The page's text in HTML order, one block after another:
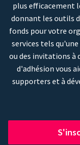
plus efficacement
donnant les outils
fonds pour votre
services tels
ou des invitations à
d'adhésion vous
supporters et à